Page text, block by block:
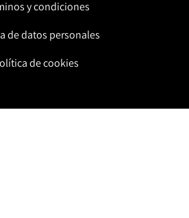
y condiciones
de datos personales
de cookies